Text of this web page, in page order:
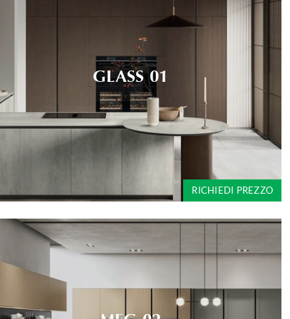
GLASS 01
RICHIEDI PREZZO